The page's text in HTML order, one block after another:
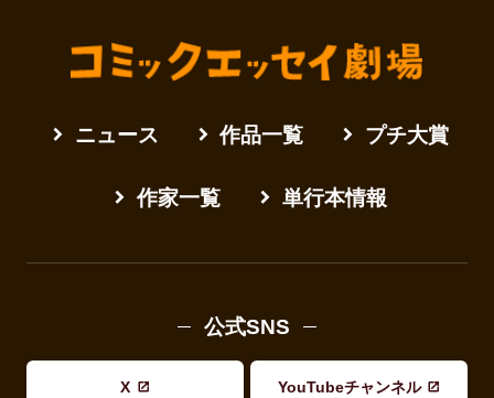
ニュース 作品一覧 プチ大賞
作家一覧 単行本情報
公式SNS
X YouTubeチャンネル